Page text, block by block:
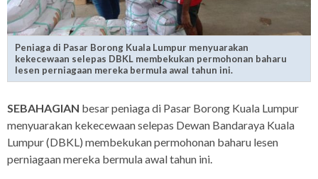
Peniaga di Pasar Borong Kuala Lumpur menyuarakan
kekecewaan selepas DBKL membekukan permohonan baharu
lesen perniagaan mereka bermula awal tahun ini.
SEBAHAGIAN besar peniaga di Pasar Borong Kuala Lumpur
menyuarakan kekecewaan selepas Dewan Bandaraya Kuala
Lumpur (DBKL) membekukan permohonan baharu lesen
perniagaan mereka bermula awal tahun ini.